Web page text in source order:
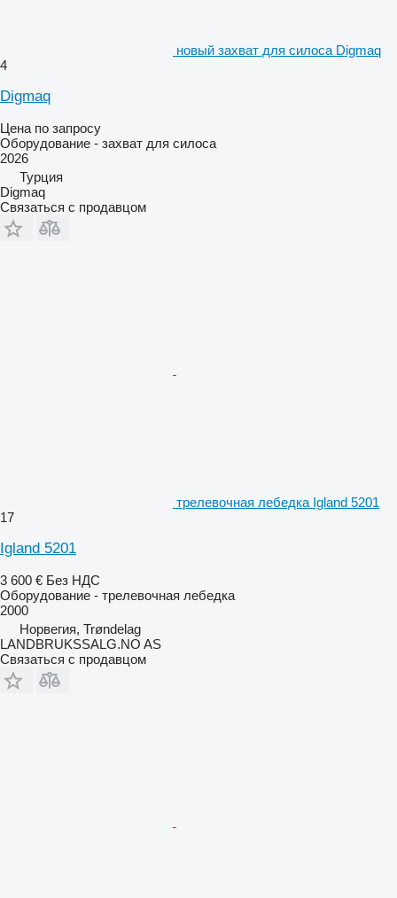
новый захват для силоса Digmaq
4
Digmaq
Цена по запросу
Оборудование - захват для силоса
2026
Турция
Digmaq
Связаться с продавцом
трелевочная лебедка Igland 5201
17
Igland 5201
3 600 € Без НДС
Оборудование - трелевочная лебедка
2000
Норвегия, Trøndelag
LANDBRUKSSALG.NO AS
Связаться с продавцом